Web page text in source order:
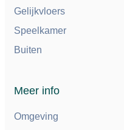
Gelijkvloers
Speelkamer
Buiten
Meer info
Omgeving